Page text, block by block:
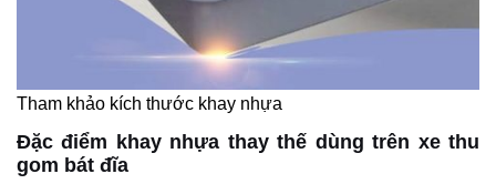
Tham khảo kích thước khay nhựa
Đặc điểm khay nhựa thay thế dùng trên xe thu
gom bát đĩa